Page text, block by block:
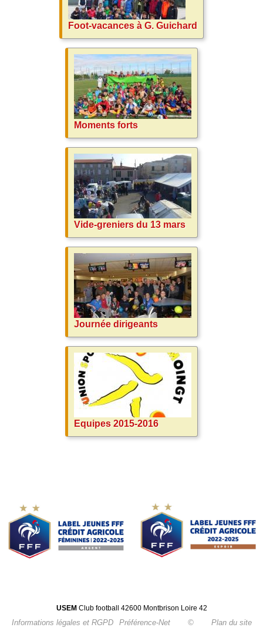
Foot-vacances à G. Guichard
Moments forts
Vide-greniers du 13 mars
Journée dirigeants
Equipes 2015-2016
USEM Club football 42600 Montbrison Loire 42
Informations légales et RGPD Préférence-Net © Plan du site